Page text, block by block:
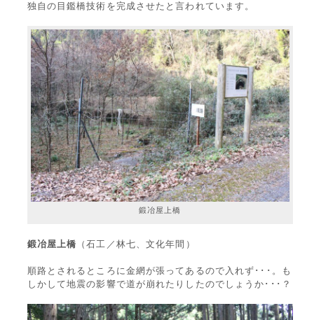
独自の目鑑橋技術を完成させたと言われています。
鍛冶屋上橋
鍛冶屋上橋 （石工／林七、文化年間）
順路とされるところに金網が張ってあるので入れず･･･。も
しかして地震の影響で道が崩れたりしたのでしょうか･･･？